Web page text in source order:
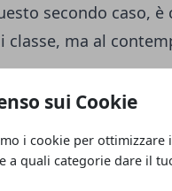
sui Cookie
i cookie per
a quali categorie dare il
secondo caso, è
classe, ma al
si deve valutare
tutti quegli